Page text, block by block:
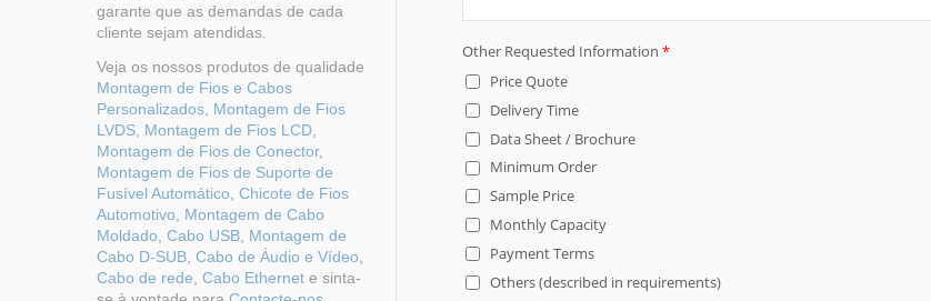
garante que as demandas de cada
cliente sejam atendidas.
Veja os nossos produtos de qualidade
Montagem de Fios e Cabos
Personalizados Montagem de Fios
LVDS Montagem de Fios LCD
Montagem de Fios de Conector,
Montagem de Fios de Suporte de
Fusível Automático Chicote de Fios
Automotivo
Montagem de Cabo
Moldado Cabo USB Montagem de
Cabo D-SUB Cabo de Áudio e Vídeo
Cabo de rede Cabo Ethernet e sinta-